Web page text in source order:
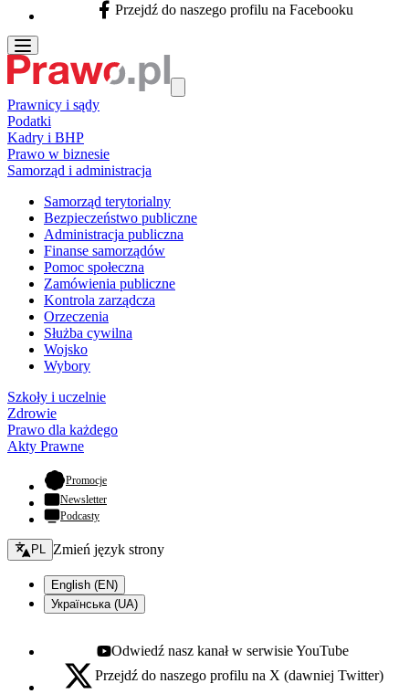
Facebook - otwiera się w nowej karcie
Przejdź do naszego profilu na Facebooku
Prawnicy i sądy
Podatki
Kadry i BHP
Prawo w biznesie
Samorząd i administracja
Samorząd terytorialny
Bezpieczeństwo publiczne
Administracja publiczna
Finanse samorządów
Pomoc społeczna
Zamówienia publiczne
Kontrola zarządcza
Orzeczenia
Służba cywilna
Wojsko
Wybory
Szkoły i uczelnie
Zdrowie
Prawo dla każdego
Akty Prawne
Promocje- otwiera się w nowej karcie
Newsletter
Podcasty
Zmień język - bieżący:
PL Zmień język strony
English (EN)
Українська (UA)
Youtube - otwiera się w nowej karcie
Odwiedź nasz kanał w serwisie YouTube
X - otwiera się w nowej karcie
Przejdź do naszego profilu na X (dawniej Twitter)